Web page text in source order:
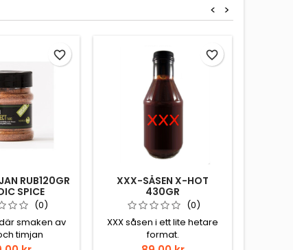
>
<
RUB120GR
SPICE
(0)
smaken av
timjan
varandra.
favorite_border
XXX-SÅSEN X-HOT
430GR
(0)
XXX såsen i ett lite hetare
format.
favorite_border